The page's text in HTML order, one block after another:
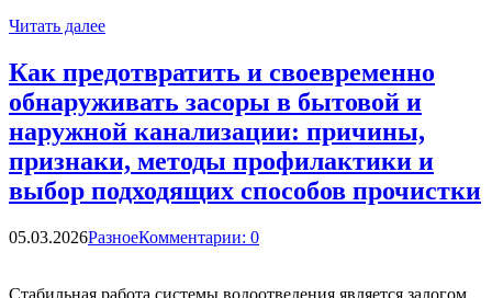
Читать далее
Как предотвратить и своевременно
обнаруживать засоры в бытовой и
наружной канализации: причины,
признаки, методы профилактики и
выбор подходящих способов прочистки
05.03.2026РазноеКомментарии: 0